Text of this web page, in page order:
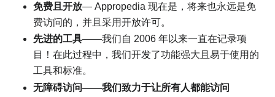
免费且开放— Appropedia 现在是，将来也永远是免
费访问的，并且采用开放许可。
先进的工具——我们自 2006 年以来一直在记录项
目！在此过程中，我们开发了功能强大且易于使用的
工具和标准。
无障碍访问——我们致力于让所有人都能访问